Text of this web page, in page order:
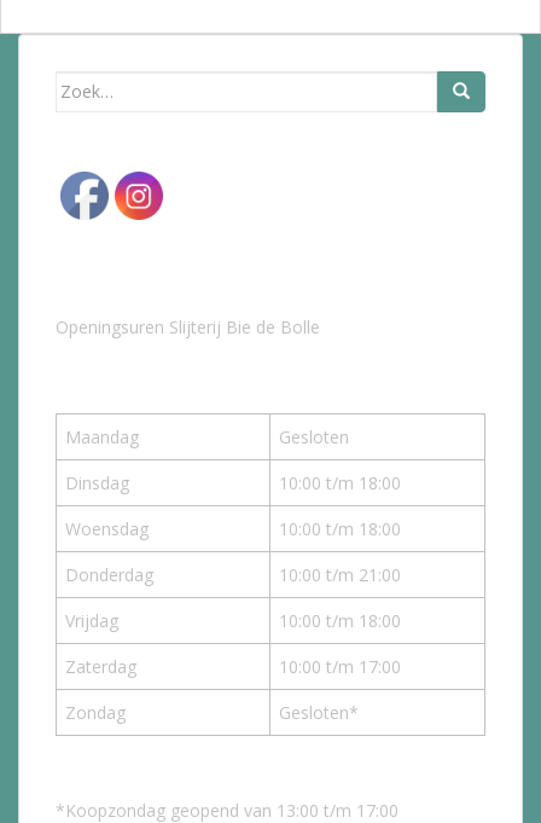
Zoek
Openingsuren Slijterij Bie de Bolle
Maandag
Gesloten
Dinsdag
10:00 t/m 18:00
Woensdag
10:00 t/m 18:00
Donderdag
10:00 t/m 21:00
Vrijdag
10:00 t/m 18:00
Zaterdag
10:00 t/m 17:00
Zondag
Gesloten*
*Koopzondag geopend van 13:00 t/m 17:00